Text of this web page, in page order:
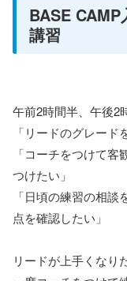
BASE
講習
午前2時間半、午後2
「リードのグレード
「コーチをつけて
つけたい」
「日頃の練習の相
点を確認したい」
リードが上手くなり